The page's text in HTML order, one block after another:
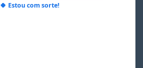
🍀 Estou com sorte!